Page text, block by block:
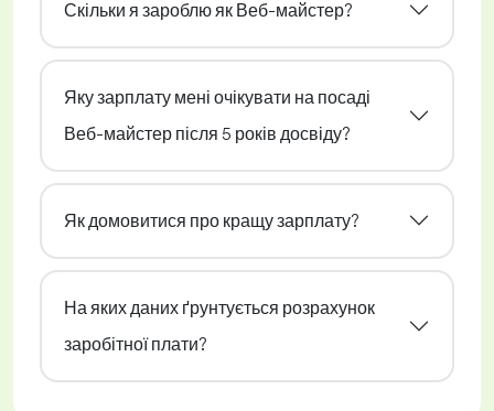
Скільки я зароблю як Веб-майстер?
Яку зарплату мені очікувати на посаді
Веб-майстер після 5 років досвіду?
Як домовитися про кращу зарплату?
На яких даних ґрунтується розрахунок
заробітної плати?